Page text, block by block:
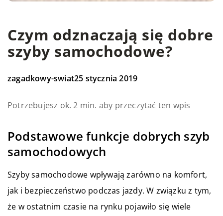
Czym odznaczają się dobre
szyby samochodowe?
zagadkowy-swiat25 stycznia 2019
Potrzebujesz ok. 2 min. aby przeczytać ten wpis
Podstawowe funkcje dobrych szyb
samochodowych
Szyby samochodowe wpływają zarówno na komfort,
jak i bezpieczeństwo podczas jazdy. W związku z tym,
że w ostatnim czasie na rynku pojawiło się wiele